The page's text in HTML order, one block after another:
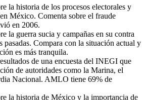
la historia de los procesos electorales y
México. Comenta sobre el fraude
en 2006.
la guerra sucia y campañas en su contra
pasadas. Compara con la situación actual y
es más tranquila.
de una encuesta del INEGI que
de autoridades como la Marina, el
Nacional. AMLO tiene 69% de
la historia de México y la importancia de